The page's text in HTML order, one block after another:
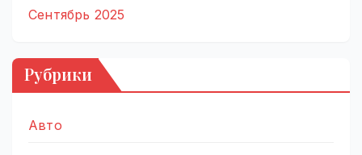
Сентябрь 2025
Рубрики
Авто